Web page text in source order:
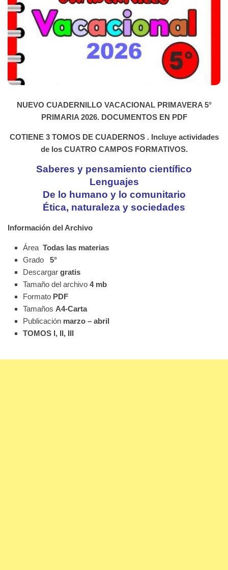
NUEVO CUADERNILLO VACACIONAL PRIMAVERA 5°
PRIMARIA 2026. DOCUMENTOS EN PDF
COTIENE 3 TOMOS DE CUADERNOS . Incluye actividades
de los CUATRO CAMPOS FORMATIVOS.
Saberes y pensamiento científico
Lenguajes
De lo humano y lo comunitario
Ética, naturaleza y sociedades
Información del Archivo
Área Todas las materias
Grado 5°
Descargar gratis
Tamaño del archivo 4 mb
Formato PDF
Tamaños A4-Carta
Publicación marzo – abril
TOMOS I, II, III